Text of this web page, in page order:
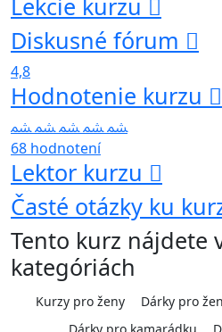
Lekcie kurzu
Diskusné fórum
4,8
Hodnotenie kurzu
68 hodnotení
Lektor kurzu
Časté otázky ku
Tento kurz nájdete
kategóriách
Kurzy pro ženy Dárky pro